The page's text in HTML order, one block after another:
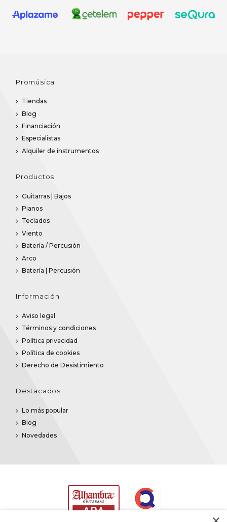
Promúsica
Tiendas
Blog
Financiación
Especialistas
Alquiler de instrumentos
Productos
Guitarras | Bajos
Pianos
Teclados
Viento
Batería / Percusión
Arco
Batería | Percusión
Información
Aviso legal
Términos y condiciones
Política privacidad
Política de cookies
Derecho de Desistimiento
Destacados
Lo más popular
Blog
Novedades